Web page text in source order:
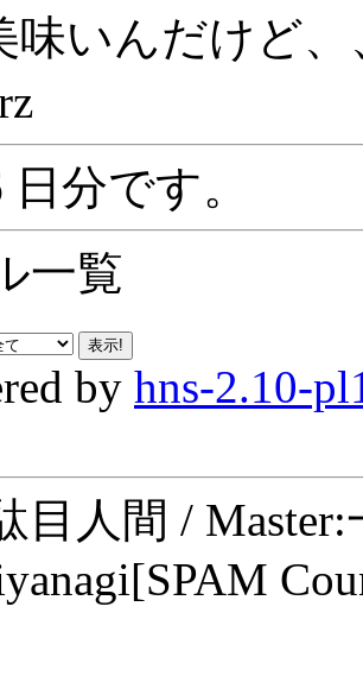
味いんだけど
分です。
一覧
by hns-2.10-
目人間 /